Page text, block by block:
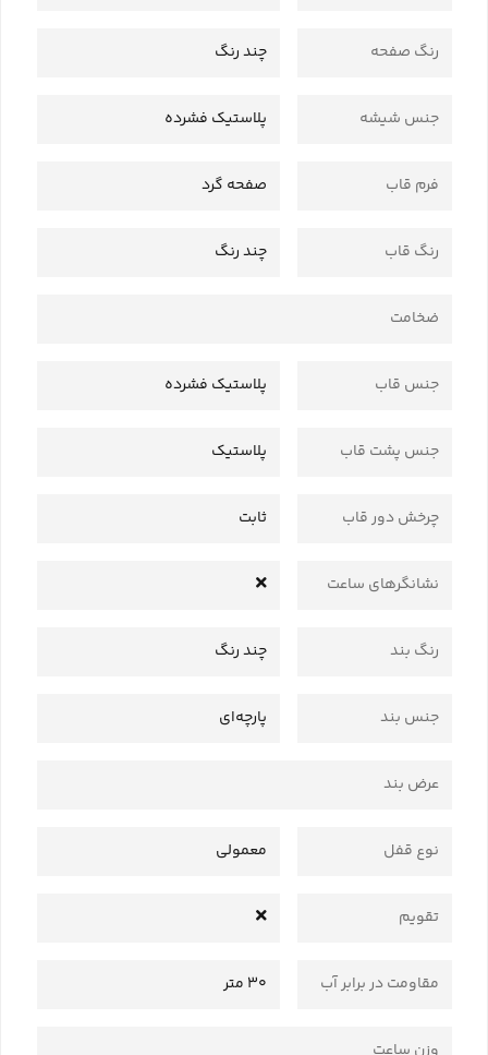
رنگ صفحه چند رنگ
جنس شیشه پلاستیک فشرده
فرم قاب صفحه گرد
رنگ قاب چند رنگ
ضخامت
جنس قاب پلاستیک فشرده
جنس پشت قاب پلاستیک
چرخش دور قاب ثابت
نشانگرهای ساعت
رنگ بند چند رنگ
جنس بند پارچه‌ای
عرض بند
نوع قفل معمولی
تقویم
مقاومت در برابر آب ۳۰ متر